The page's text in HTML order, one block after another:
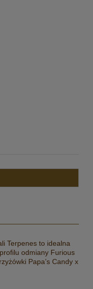
Terpenes to idealna
odmiany Furious
Papa’s Candy x